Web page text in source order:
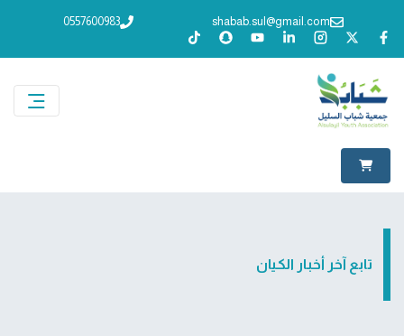
shabab.sul@gmail.com
0557600983
تابع آخر أخبار الكيان